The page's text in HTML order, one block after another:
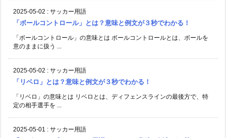
2025-05-02 : サッカー用語
「ボールコントロール」とは？意味と例文が３秒でわかる！
「ボールコントロール」の意味とは ボールコントロールとは、ボールを
意のままに扱う ...
2025-05-02 : サッカー用語
「リベロ」とは？意味と例文が３秒でわかる！
「リベロ」の意味とは リベロとは、ディフェンスラインの最後方で、特
定の相手選手を ...
2025-05-01 : サッカー用語